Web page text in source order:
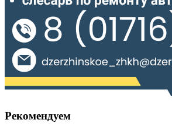
Рекомендуем